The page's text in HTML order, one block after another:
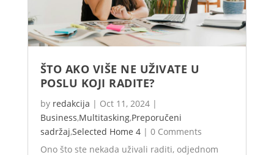
ŠTO AKO VIŠE NE UŽIVATE U
POSLU KOJI RADITE?
by redakcija | Oct 11, 2024 |
Business,Multitasking,Preporučeni
sadržaj,Selected Home 4 | 0 Comments
Ono što ste nekada uživali raditi, odjednom